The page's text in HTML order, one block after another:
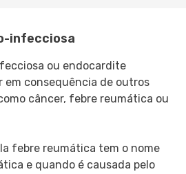
infecciosa
ou endocardite
em consequência de outros
câncer, febre reumática ou
febre reumática tem o nome
e quando é causada pelo